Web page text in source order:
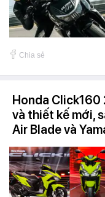
Chia sẻ
Honda Click160
và thiết kế mới,
Air Blade và